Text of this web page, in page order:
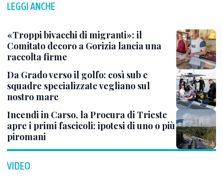
LEGGI ANCHE
«Troppi bivacchi di migranti»: il
Comitato decoro a Gorizia lancia una
raccolta firme
Da Grado verso il golfo: così sub e
squadre specializzate vegliano sul
nostro mare
Incendi in Carso, la Procura di Trieste
apre i primi fascicoli: ipotesi di uno o più
piromani
VIDEO